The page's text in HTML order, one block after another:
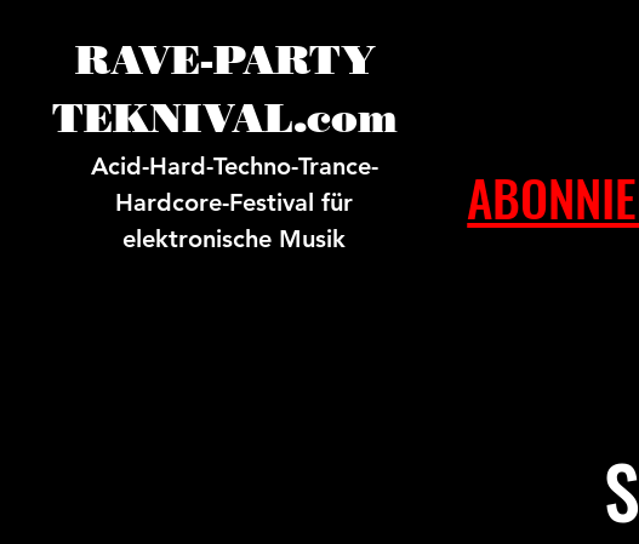
RAVE-PARTY
TEKNIVAL.com
Acid-Hard-Techno-Trance-
Hardcore-Festival für
elektronische Musik